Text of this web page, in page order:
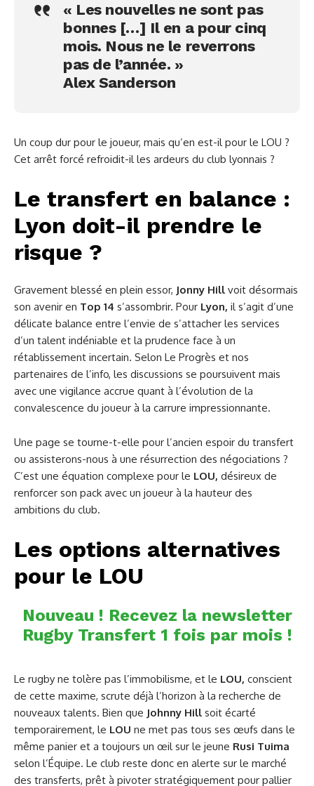
« Les nouvelles ne sont pas
bonnes […] Il en a pour cinq
mois. Nous ne le reverrons
pas de l’année. »
Alex Sanderson
Un coup dur pour le joueur, mais qu’en est-il pour le LOU ?
Cet arrêt forcé refroidit-il les ardeurs du club lyonnais ?
Le transfert en balance :
Lyon doit-il prendre le
risque ?
Gravement blessé en plein essor, Jonny Hill voit désormais
son avenir en Top 14 s’assombrir. Pour Lyon, il s’agit d’une
délicate balance entre l’envie de s’attacher les services
d’un talent indéniable et la prudence face à un
rétablissement incertain. Selon Le Progrès et nos
partenaires de l’info, les discussions se poursuivent mais
avec une vigilance accrue quant à l’évolution de la
convalescence du joueur à la carrure impressionnante.
Une page se tourne-t-elle pour l’ancien espoir du transfert
ou assisterons-nous à une résurrection des négociations ?
C’est une équation complexe pour le LOU, désireux de
renforcer son pack avec un joueur à la hauteur des
ambitions du club.
Les options alternatives
pour le LOU
Nouveau ! Recevez la newsletter
Rugby Transfert 1 fois par mois !
Le rugby ne tolère pas l’immobilisme, et le LOU, conscient
de cette maxime, scrute déjà l’horizon à la recherche de
nouveaux talents. Bien que Johnny Hill soit écarté
temporairement, le LOU ne met pas tous ses œufs dans le
même panier et a toujours un œil sur le jeune Rusi Tuima
selon l’Équipe. Le club reste donc en alerte sur le marché
des transferts, prêt à pivoter stratégiquement pour pallier